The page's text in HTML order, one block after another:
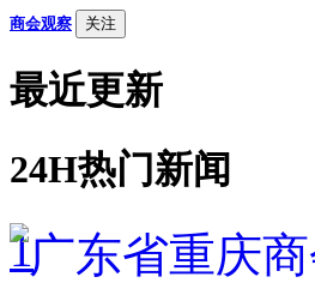
商会观察 关注
最近更新
24H热门新闻
1